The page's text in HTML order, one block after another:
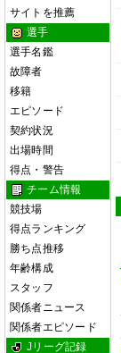
サイトを推薦
選手
選手名鑑
故障者
移籍
エピソード
契約状況
出場時間
得点・警告
チーム情報
競技場
得点ランキング
勝ち点推移
年齢構成
スタッフ
関係者ニュース
関係者エピソード
Jリーグ記録